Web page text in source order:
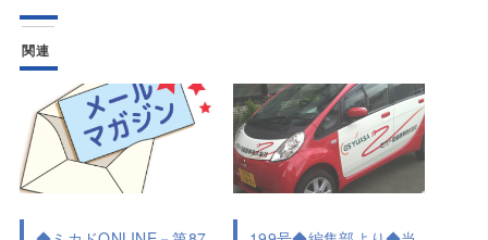
関連